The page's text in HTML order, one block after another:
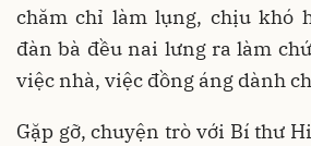
chăm chỉ làm lụng, chịu khó
đàn bà đều nai lưng ra làm
việc nhà, việc đồng áng dành
Gặp gỡ, chuyện trò với Bí thư